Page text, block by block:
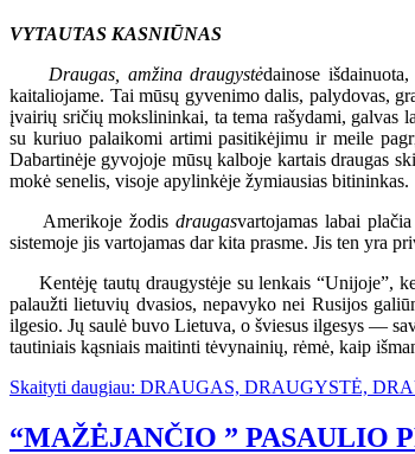
VYTAUTAS KASNIŪNAS
Draugas, amžina draugystėdainose
kaitaliojame. Tai mūsų gyvenimo dalis, palydovas,
įvairių sričių mokslininkai, ta tema rašydami, galvas
su kuriuo palaikomi artimi pasitikėjimu ir meile
Dabartinėje gyvojoje mūsų kalboje kartais draugas
mokė senelis, visoje apylinkėje žymiausias bitininkas.
Amerikoje žodisdraugasvartojamas labai
sistemoje jis vartojamas dar kita prasme. Jis ten yra
Kentėję tautų draugystėje su lenkais “Unijoje”,
palaužti lietuvių dvasios, nepavyko nei Rusijos
ilgesio. Jų saulė buvo Lietuva, o šviesus ilgesys —
tautiniais kąsniais maitinti tėvynainių, rėmė, kaip
Skaityti daugiau: DRAUGAS, DRAUGYSTĖ,
“MAŽĖJANČIO ” PASAULIO